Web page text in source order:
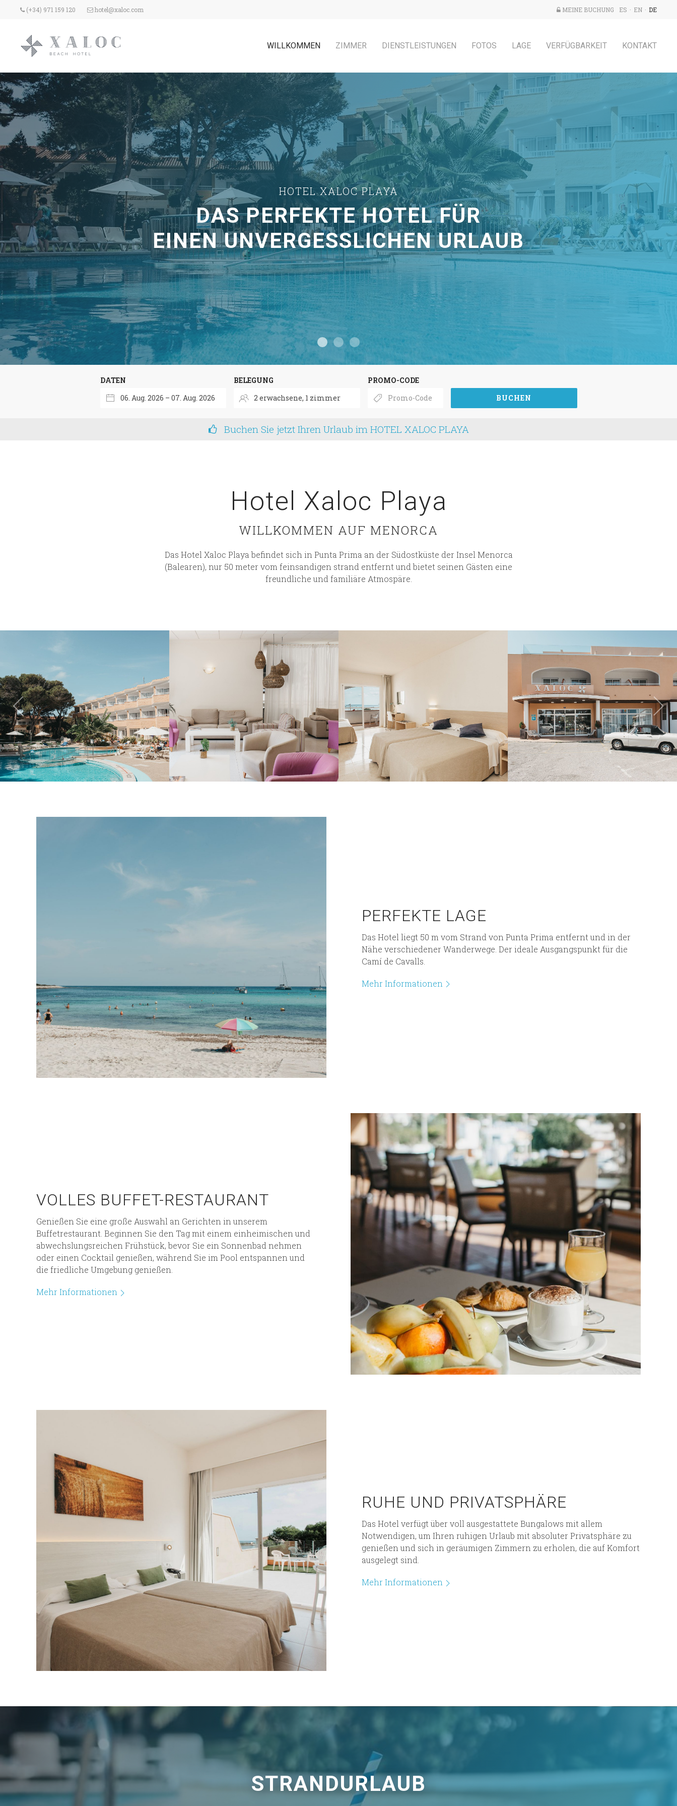
(+34) 971 159 120 hotel@xaloc.com MEINE BUCHUNG ES EN DE
WILLKOMMEN ZIMMER DIENSTLEISTUNGEN FOTOS LAGE VERFÜGBARKEIT KONTAKT
HOTEL XALOC PLAYA
DAS PERFEKTE HOTEL FÜR
EINEN UNVERGESSLICHEN URLAUB
DATEN BELEGUNG
PROMO-CODE
BUCHEN
Buchen Sie jetzt Ihren Urlaub im HOTEL XALOC PLAYA
Hotel Xaloc Playa
WILLKOMMEN AUF MENORCA
Das Hotel Xaloc Playa befindet sich in Punta Prima an der Südostküste der Insel Menorca
(Balearen), nur 50 meter vom feinsandigen strand entfernt und bietet seinen Gästen eine
freundliche und familiäre Atmospäre.
PERFEKTE LAGE
Das Hotel liegt 50 m vom Strand von Punta Prima entfernt und in der
Nähe verschiedener Wanderwege. Der ideale Ausgangspunkt für die
Camí de Cavalls.
Mehr Informationen
VOLLES BUFFET-RESTAURANT
Genießen Sie eine große Auswahl an Gerichten in unserem
Buffetrestaurant. Beginnen Sie den Tag mit einem einheimischen und
abwechslungsreichen Frühstück, bevor Sie ein Sonnenbad nehmen
oder einen Cocktail genießen, während Sie im Pool entspannen und
die friedliche Umgebung genießen.
Mehr Informationen
RUHE UND PRIVATSPHÄRE
Das Hotel verfügt über voll ausgestattete Bungalows mit allem
Notwendigen, um Ihren ruhigen Urlaub mit absoluter Privatsphäre zu
genießen und sich in geräumigen Zimmern zu erholen, die auf Komfort
ausgelegt sind.
Mehr Informationen
STRANDURLAUB